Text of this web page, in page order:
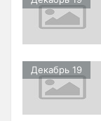
Декабрь 19